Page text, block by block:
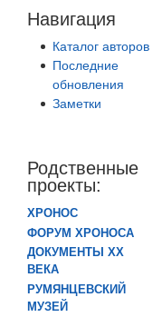
Навигация
Каталог авторов
Последние
обновления
Заметки
Родственные
проекты:
ХРОНОС
ФОРУМ ХРОНОСА
ДОКУМЕНТЫ XX
ВЕКА
РУМЯНЦЕВСКИЙ
МУЗЕЙ